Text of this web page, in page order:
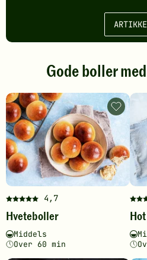
Gode boller
4,7
Denne
oppskriften
har
fått
Hveteboller
Vanskelighetsgrad
Middels
Tilberedningstid
Over 60 min
-
favoritter
har
fått